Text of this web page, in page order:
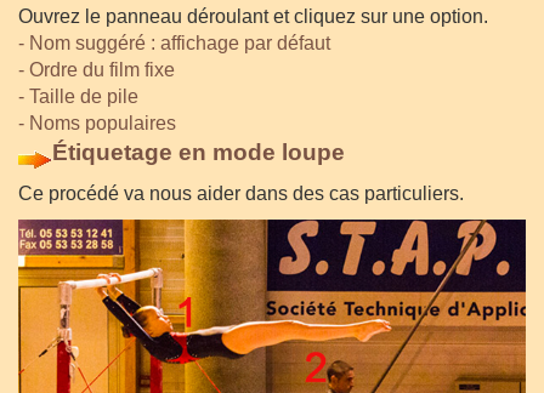
Ouvrez le panneau déroulant et cliquez sur une option.
- Nom suggéré : affichage par défaut
- Ordre du film fixe
- Taille de pile
- Noms populaires
Étiquetage en mode loupe
Ce procédé va nous aider dans des cas particuliers.